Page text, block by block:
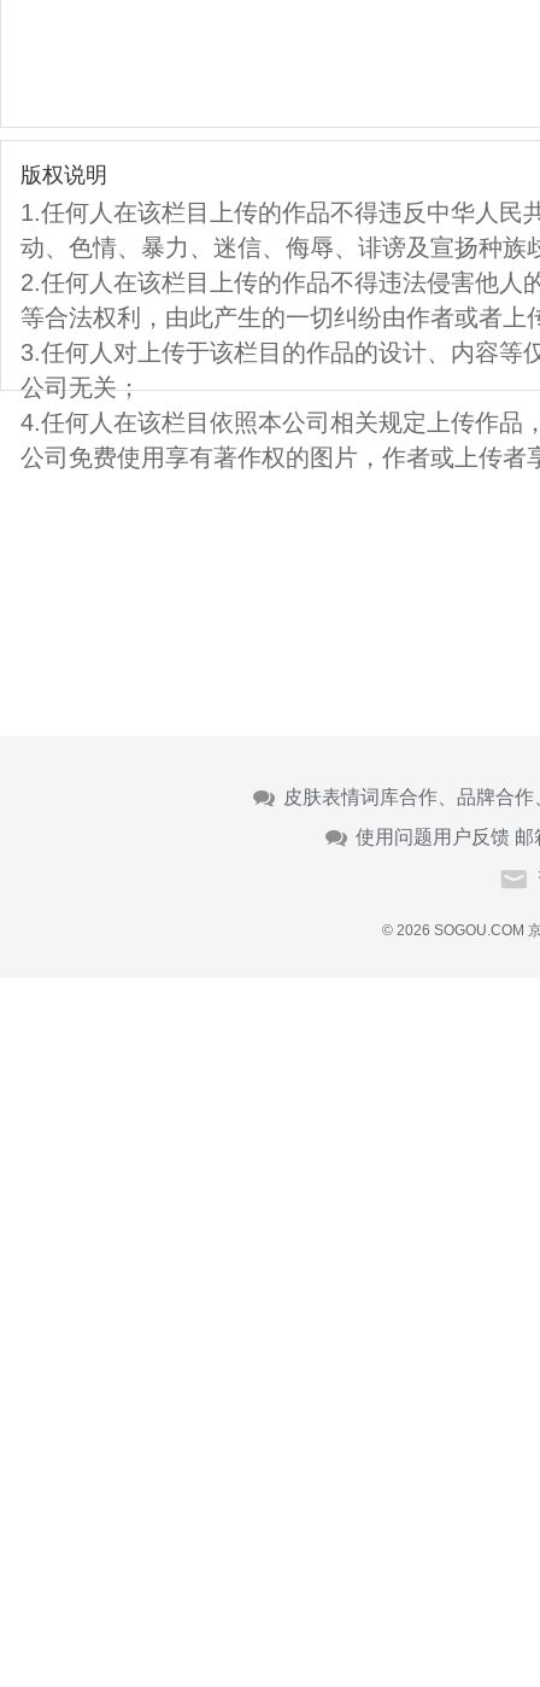
版权说明
1.任何人在该栏目上传的作品不得违反中华人民
动、色情、暴力、迷信、侮辱、诽谤及宣扬种族
2.任何人在该栏目上传的作品不得违法侵害他人
等合法权利，由此产生的一切纠纷由作者或者上
3.任何人对上传于该栏目的作品的设计、内容等
公司无关；
4.任何人在该栏目依照本公司相关规定上传作品
公司免费使用享有著作权的图片，作者或上传者
皮肤表情词库合作、品牌合
使用问题用户反馈 邮
© 2026 SOGOU.COM